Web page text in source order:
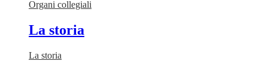
Organi collegiali
La storia
La storia